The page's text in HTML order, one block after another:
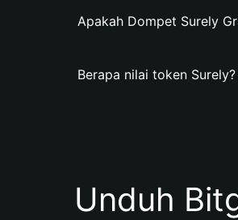
Apakah Dompet Surely
Berapa nilai token Surely?
Unduh